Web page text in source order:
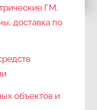
ГМ,
доставка по
объектов и